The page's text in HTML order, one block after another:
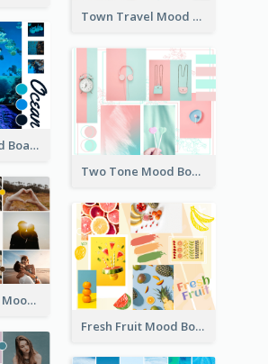
Town Travel Mood Board
Deep Sea Mood Board
Two Tone Mood Board
Romantic Love Mood Board
Fresh Fruit Mood Board